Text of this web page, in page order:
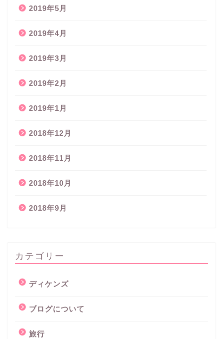
2019年5月
2019年4月
2019年3月
2019年2月
2019年1月
2018年12月
2018年11月
2018年10月
2018年9月
カテゴリー
ディケンズ
ブログについて
旅行